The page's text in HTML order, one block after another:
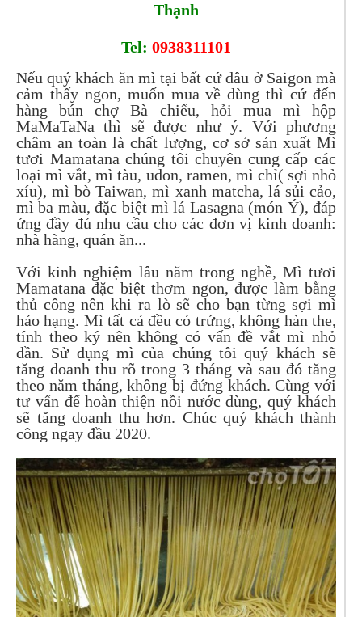
Thạnh
Tel: 0938311101
Nếu quý khách ăn mì tại bất cứ đâu ở Saigon mà
cảm thấy ngon, muốn mua về dùng thì cứ đến
hàng bún chợ Bà chiểu, hỏi mua mì hộp
MaMaTaNa thì sẽ được như ý. Với phương
châm an toàn là chất lượng, cơ sở sản xuất Mì
tươi Mamatana chúng tôi chuyên cung cấp các
loại mì vắt, mì tàu, udon, ramen, mì chỉ( sợi nhỏ
xíu), mì bò Taiwan, mì xanh matcha, lá sủi cảo,
mì ba màu, đặc biệt mì lá Lasagna (món Ý), đáp
ứng đầy đủ nhu cầu cho các đơn vị kinh doanh:
nhà hàng, quán ăn...
Với kinh nghiệm lâu năm trong nghề, Mì tươi
Mamatana đặc biệt thơm ngon, được làm bằng
thủ công nên khi ra lò sẽ cho bạn từng sợi mì
hảo hạng. Mì tất cả đều có trứng, không hàn the,
tính theo ký nên không có vấn đề vắt mì nhỏ
dần. Sử dụng mì của chúng tôi quý khách sẽ
tăng doanh thu rõ trong 3 tháng và sau đó tăng
theo năm tháng, không bị đứng khách. Cùng với
tư vấn để hoàn thiện nồi nước dùng, quý khách
sẽ tăng doanh thu hơn. Chúc quý khách thành
công ngay đầu 2020.